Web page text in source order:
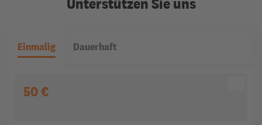
Einmalig Dauerhaft
50 €